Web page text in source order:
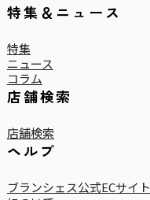
特集＆ニュース
特集
ニュース
コラム
店舗検索
店舗検索
ヘルプ
ブランシェス公式ECサイト